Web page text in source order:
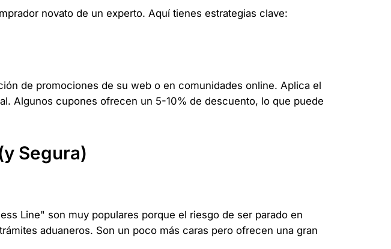
novato de un experto. Aquí tienes estrategias clave:
de promociones de su web o en comunidades online. Aplica el
Algunos cupones ofrecen un 5-10% de descuento, lo que puede
Segura)
Line" son muy populares porque el riesgo de ser parado en
aduaneros. Son un poco más caras pero ofrecen una gran